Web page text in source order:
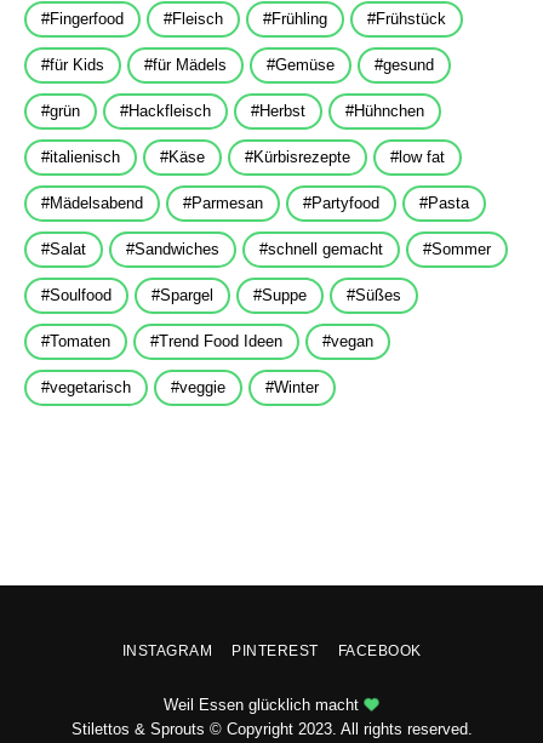
Fingerfood Fleisch Frühling Frühstück
für Kids für Mädels Gemüse gesund
grün Hackfleisch Herbst Hühnchen
italienisch Käse Kürbisrezepte low fat
Mädelsabend Parmesan Partyfood Pasta
Salat Sandwiches schnell gemacht Sommer
Soulfood Spargel Suppe Süßes
Tomaten Trend Food Ideen vegan
vegetarisch veggie Winter
INSTAGRAM PINTEREST FACEBOOK
Weil Essen glücklich macht
Stilettos & Sprouts © Copyright 2023. All rights reserved.